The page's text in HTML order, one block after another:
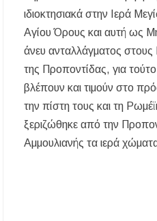
ιδιοκτησιακά στην Ιερά
Αγίου Όρους και αυτή ως
άνευ ανταλλάγματος
της Προποντίδας, για
βλέπουν και τιμούν στο
την πίστη τους και τη
ξεριζώθηκε από την
Αμμουλιανής τα ιερά